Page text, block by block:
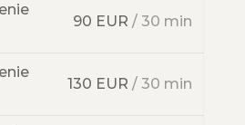
90 EUR / 30 min
130 EUR / 30 min